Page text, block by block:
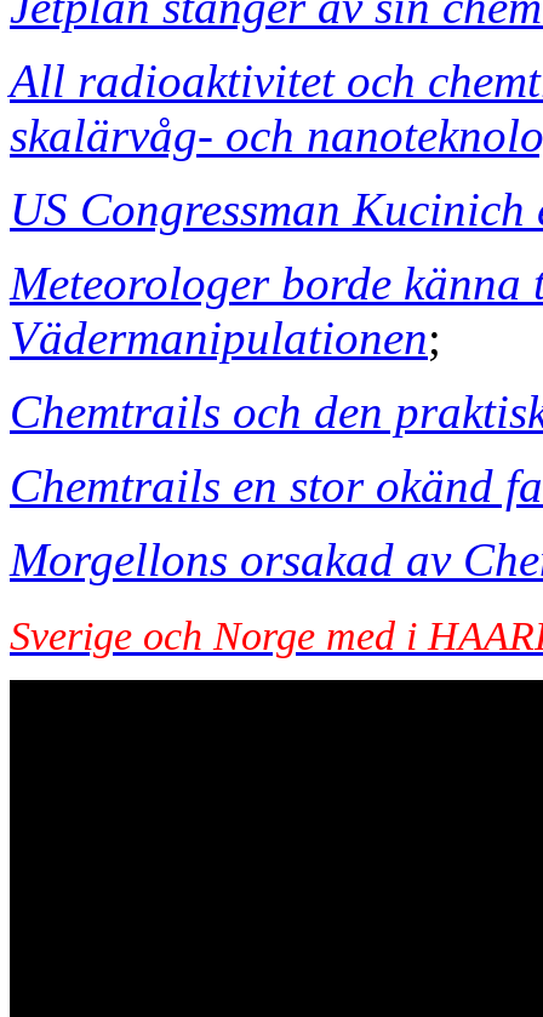
All radioaktivitet och
skalärvåg- och
US Congressman
Meteorologer borde
Vädermanipulationen;
Chemtrails och den
Chemtrails en stor okänd
Morgellons orsakad av
Sverige och Norge med i